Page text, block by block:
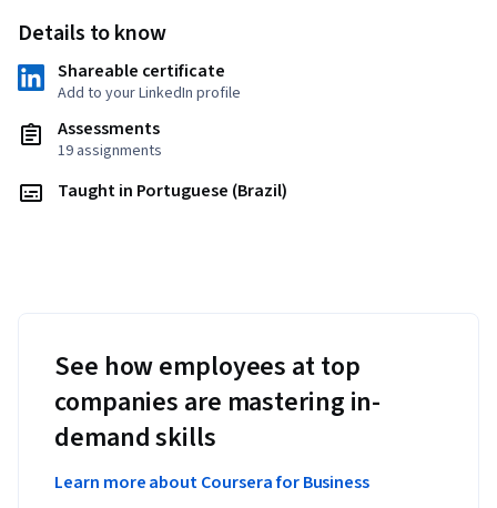
Details to know
Shareable certificate
Add to your LinkedIn profile
Assessments
19 assignments
Taught in Portuguese (Brazil)
See how employees at top
companies are mastering in-
demand skills
Learn more about Coursera for Business